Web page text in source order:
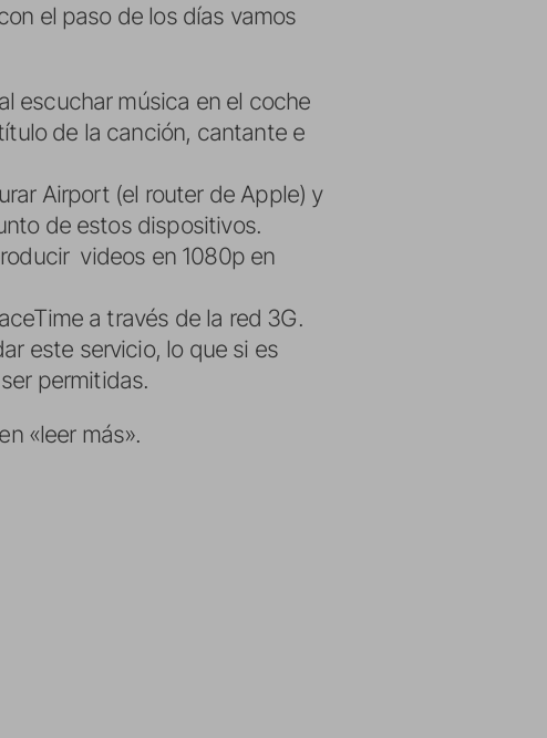
el paso de los días vamos
escuchar música en el coche
de la canción, cantante e
Airport (el router de Apple) y
de estos dispositivos.
videos en 1080p en
a través de la red 3G.
este servicio, lo que si es
permitidas.
«leer más».